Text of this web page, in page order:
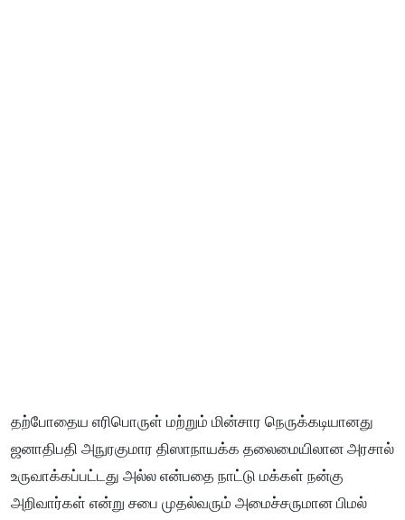
தற்போதைய எரிபொருள் மற்றும் மின்சார நெருக்கடியானது
ஜனாதிபதி அநுரகுமார திஸாநாயக்க தலைமையிலான அரசால்
உருவாக்கப்பட்டது அல்ல என்பதை நாட்டு மக்கள் நன்கு
அறிவார்கள் என்று சபை முதல்வரும் அமைச்சருமான பிமல்